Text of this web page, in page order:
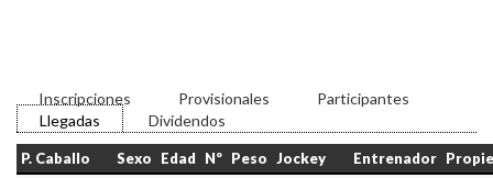
Inscripciones Provisionales
Participantes
Llegadas
Dividendos
P. Caballo Sexo Edad Nº Peso Jockey Entrenador